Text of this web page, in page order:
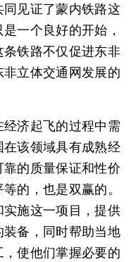
见证了蒙内铁路这
一个良好的开始，
铁路不仅促进东非
立体交通网发展的
济起飞的过程中需
该领域具有成熟经
的质量保证和性价
的，也是双赢的。
施这一项目，提供
备，同时帮助当地
使他们掌握必要的